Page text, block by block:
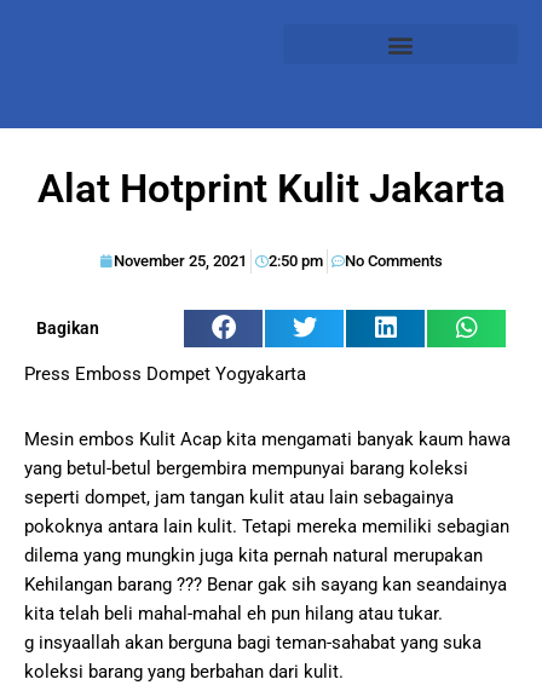
Alat Hotprint Kulit Jakarta
November 25, 2021 2:50 pm No Comments
Bagikan
Press Emboss Dompet Yogyakarta
Mesin embos Kulit Acap kita mengamati banyak kaum hawa
yang betul-betul bergembira mempunyai barang koleksi
seperti dompet, jam tangan kulit atau lain sebagainya
pokoknya antara lain kulit. Tetapi mereka memiliki sebagian
dilema yang mungkin juga kita pernah natural merupakan
Kehilangan barang ??? Benar gak sih sayang kan seandainya
kita telah beli mahal-mahal eh pun hilang atau tukar.
g insyaallah akan berguna bagi teman-sahabat yang suka
koleksi barang yang berbahan dari kulit.